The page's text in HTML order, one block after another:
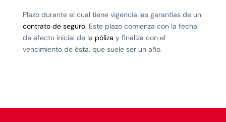
Plazo durante el cual tiene vigencia las garantías de un
contrato de seguro. Este plazo comienza con la fecha
de efecto inicial de la póliza y finaliza con el
vencimiento de ésta, que suele ser un año.